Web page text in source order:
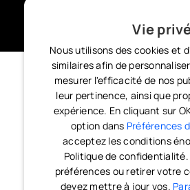
Vie
Nous utilisons des cookies et
similaires afin de
mesurer l'efficacité de nos
leur pertinence, ainsi que
expérience. En cliquant sur
option dans Préférences
acceptez les conditions
Politique de
préférences ou retirer votre
devez mettre à jour vos.